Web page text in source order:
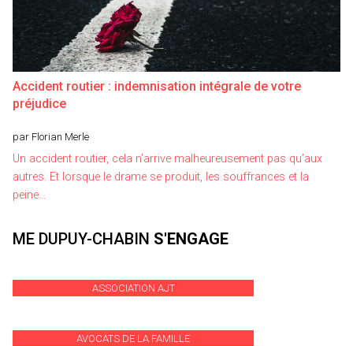
Accident routier : indemnisation intégrale de votre
préjudice
par Florian Merle
Un accident routier, cela n’arrive malheureusement pas qu’aux
autres. Et lorsque le drame se produit, les souffrances et la
peine…
ME DUPUY-CHABIN S'ENGAGE
ASSOCIATION AJT
AVOCATS DE LA FAMILLE